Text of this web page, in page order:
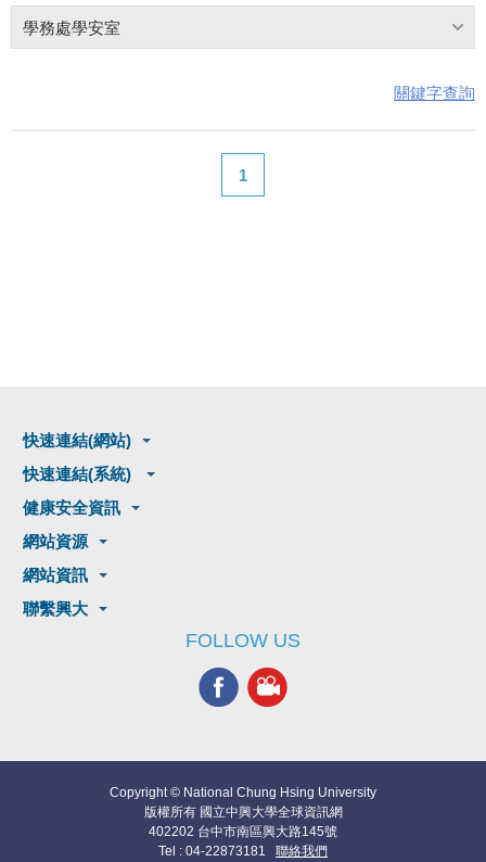
學務處學安室
關鍵字查詢
1
快速連結(網站)
快速連結(系統)
健康安全資訊
網站資源
網站資訊
聯繫興大
FOLLOW US
Copyright © National Chung Hsing University
版權所有 國立中興大學全球資訊網
402202 台中市南區興大路145號
Tel : 04-22873181 聯絡我們